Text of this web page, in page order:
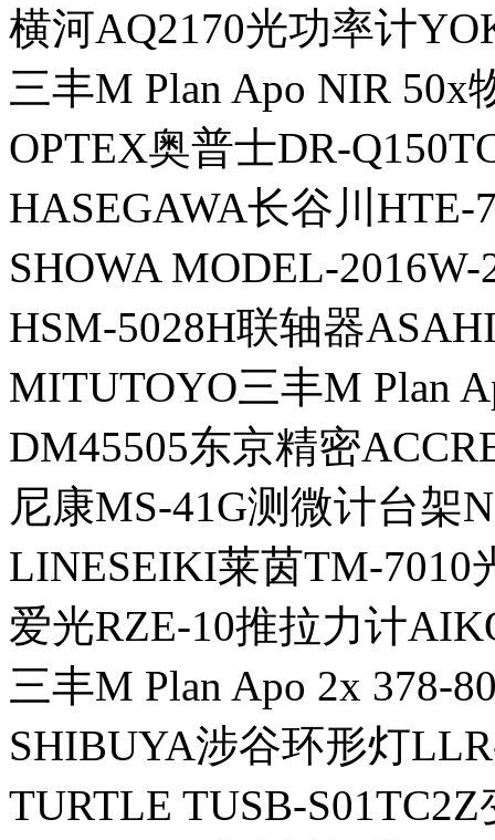
横河AQ2170光功率计
三丰M Plan Apo NIR
OPTEX奥普士DR-
HASEGAWA长谷川HTE-
SHOWA MODEL-
HSM-5028H联轴器
MITUTOYO三丰M Plan
DM45505东京精密
尼康MS-41G测微计台架
LINESEIKI莱茵TM-7010
爱光RZE-10推拉力计
三丰M Plan Apo 2x 378-
SHIBUYA涉谷环形灯
TURTLE TUSB-